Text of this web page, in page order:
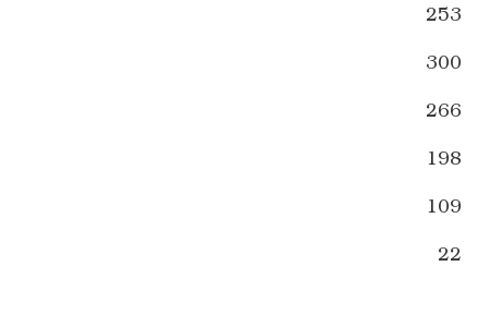
253
300
266
198
109
22